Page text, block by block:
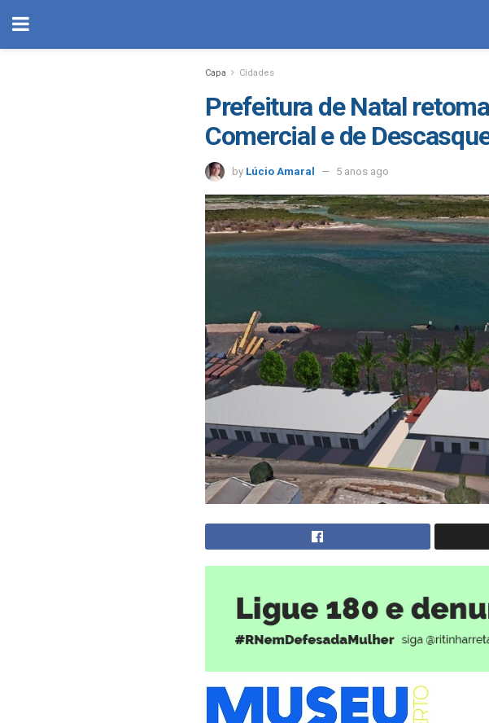
Capa Cidades
Prefeitura de Natal
Comercial e de
by Lúcio Amaral 5 anos ago